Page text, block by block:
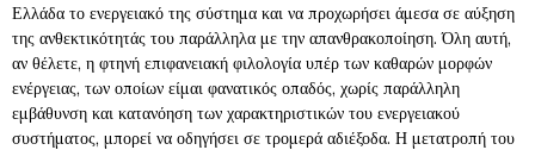
Ελλάδα το ενεργειακό της σύστημα και να προχωρήσει άμεσα σε αύξηση
της ανθεκτικότητάς του παράλληλα με την απανθρακοποίηση. Όλη αυτή,
αν θέλετε, η φτηνή επιφανειακή φιλολογία υπέρ των καθαρών μορφών
ενέργειας, των οποίων είμαι φανατικός οπαδός, χωρίς παράλληλη
εμβάθυνση και κατανόηση των χαρακτηριστικών του ενεργειακού
συστήματος, μπορεί να οδηγήσει σε τρομερά αδιέξοδα. Η μετατροπή του